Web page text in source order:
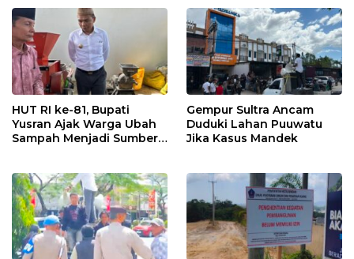
HUT RI ke-81, Bupati
Yusran Ajak Warga Ubah
Sampah Menjadi Sumber
Gempur Sultra Ancam
Duduki Lahan Puuwatu
Jika Kasus Mandek